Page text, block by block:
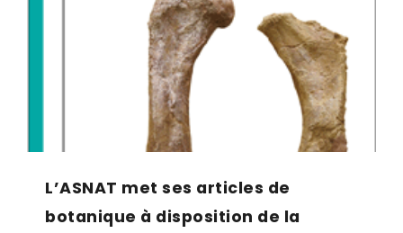
L’ASNAT met ses articles de
botanique à disposition de la